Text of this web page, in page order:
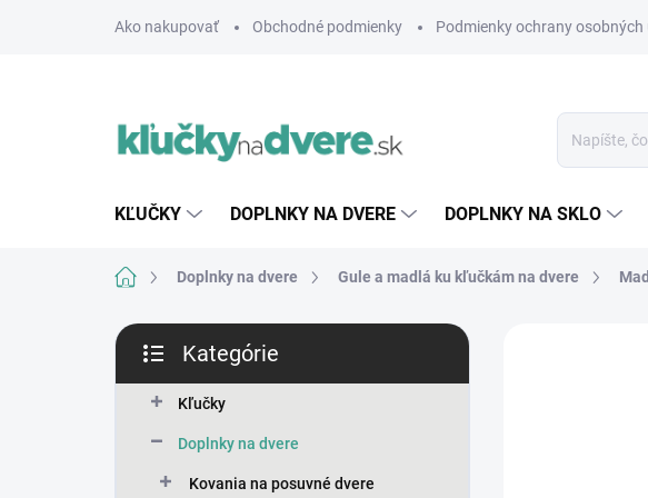
Ako nakupovať Obchodné podmienky Podmienky ochrany osobných
KĽUČKY DOPLNKY NA DVERE DOPLNKY NA SKLO
DomovDoplnky na dvere Gule a madlá ku kľučkám na dvere
B
č
kategórie
Kategórie
Kľučky
Doplnky na dvere
Kovania na posuvné dvere